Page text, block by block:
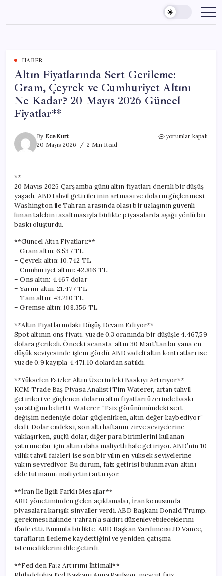
content
HABER
Altın Fiyatlarında Sert Gerileme:
Gram, Çeyrek ve Cumhuriyet Altını
Ne Kadar? 20 Mayıs 2026 Güncel
Fiyatlar**
By Ece Kurt
20 Mayıs 2026
2 Min Read
Altın
ve
Cumhuriyet
Altını
Ne
Kadar?
yorumlar kapalı
**
20 Mayıs 2026 Çarşamba günü altın fiyatları önemli bir düşüş
yaşadı. ABD tahvil getirilerinin artması ve doların güçlenmesi,
Washington ile Tahran arasında olası bir uzlaşının güvenli
liman talebini azaltmasıyla birlikte piyasalarda aşağı yönlü bir
baskı oluşturdu.
**Güncel Altın Fiyatları:**
– Gram altın: 6.537 TL
– Çeyrek altın: 10.742 TL
– Cumhuriyet altını: 42.816 TL
– Ons altın: 4.467 dolar
– Yarım altın: 21.477 TL
– Tam altın: 43.210 TL
– Gremse altın: 108.356 TL
**Altın Fiyatlarındaki Düşüş Devam Ediyor**
Spot altının ons fiyatı, yüzde 0,3 oranında bir düşüşle 4.467,59
dolara geriledi. Önceki seansta, altın 30 Mart’tan bu yana en
düşük seviyesinde işlem gördü. ABD vadeli altın kontratları ise
yüzde 0,9 kayıpla 4.471,10 dolardan satıldı.
**Yükselen Faizler Altın Üzerindeki Baskıyı Artırıyor**
KCM Trade Baş Piyasa Analisti Tim Waterer, artan tahvil
getirileri ve güçlenen doların altın fiyatları üzerinde baskı
yarattığını belirtti. Waterer, “Faiz görünümündeki sert
değişim nedeniyle dolar güçlenirken, altın değer kaybediyor”
dedi. Dolar endeksi, son altı haftanın zirve seviyelerine
yaklaşırken, güçlü dolar, diğer para birimlerini kullanan
yatırımcılar için altını daha maliyetli hale getiriyor. ABD’nin 10
yıllık tahvil faizleri ise son bir yılın en yüksek seviyelerine
yakın seyrediyor. Bu durum, faiz getirisi bulunmayan altını
elde tutmanın maliyetini artırıyor.
**İran İle İlgili Farklı Mesajlar**
ABD yönetiminden gelen açıklamalar, İran konusunda
piyasalara karışık sinyaller verdi. ABD Başkanı Donald Trump,
gerekmesi halinde Tahran’a saldırı düzenleyebileceklerini
ifade etti. Bununla birlikte, ABD Başkan Yardımcısı JD Vance,
tarafların ilerleme kaydettiğini ve yeniden çatışma
istemediklerini dile getirdi.
**Fed’den Faiz Artırımı İhtimali**